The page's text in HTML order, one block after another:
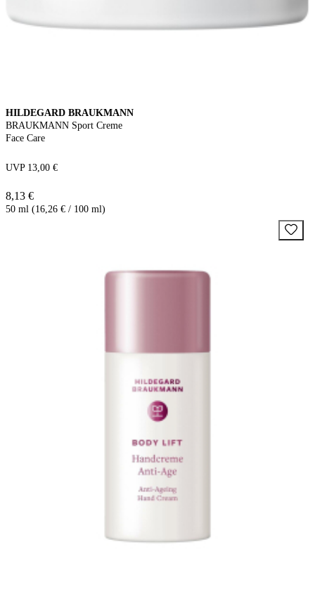
HILDEGARD BRAUKMANN
BRAUKMANN Sport Creme
Face Care
UVP 13,00 €
8,13 €
50 ml (16,26 € / 100 ml)